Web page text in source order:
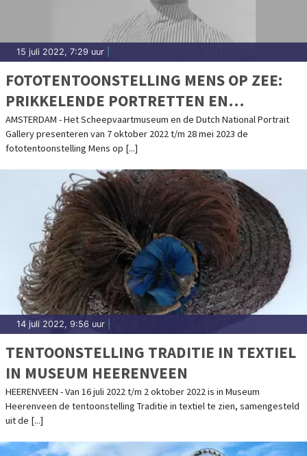
15 juli 2022, 7:29 uur
FOTOTENTOONSTELLING MENS OP ZEE:
PRIKKELENDE PORTRETTEN EN
VERHALEN
AMSTERDAM - Het Scheepvaartmuseum en de Dutch National Portrait
Gallery presenteren van 7 oktober 2022 t/m 28 mei 2023 de
fototentoonstelling Mens op [...]
14 juli 2022, 9:56 uur
TENTOONSTELLING TRADITIE IN TEXTIEL
IN MUSEUM HEERENVEEN
HEERENVEEN - Van 16 juli 2022 t/m 2 oktober 2022 is in Museum
Heerenveen de tentoonstelling Traditie in textiel te zien, samengesteld
uit de [...]